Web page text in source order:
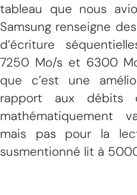
tableau que nous
Samsung renseigne
d’écriture
7250 Mo/s et 6300
que c’est une
rapport aux débits
mathématiquement
mais pas pour la
susmentionné lit à